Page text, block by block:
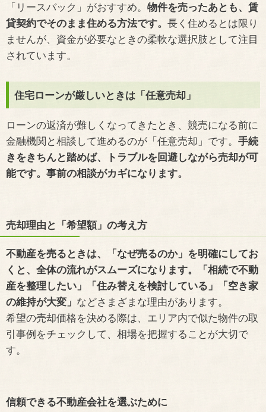
「リースバック」がおすすめ。 物件を売ったあとも、賃
貸契約でそのまま住める方法です。 長く住めるとは限り
ませんが、資金が必要なときの柔軟な選択肢として注目
されています。
住宅ローンが厳しいときは「任意売却」
ローンの返済が難しくなってきたとき、競売になる前に
金融機関と相談して進めるのが「任意売却」です。 手続
きをきちんと踏めば、トラブルを回避しながら売却が可
能です。事前の相談がカギになります。
売却理由と「希望額」の考え方
不動産を売るときは、「なぜ売るのか」を明確にしてお
くと、全体の流れがスムーズになります。「相続で不動
産を整理したい」「住み替えを検討している」「空き家
の維持が大変」 などさまざまな理由があります。
希望の売却価格を決める際は、エリア内で似た物件の取
引事例をチェックして、相場を把握することが大切で
す。
信頼できる不動産会社を選ぶために